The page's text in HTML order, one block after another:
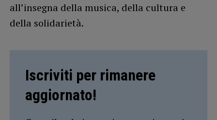
all’insegna della musica, della cultura e
della solidarietà.
Iscriviti per rimanere
aggiornato!